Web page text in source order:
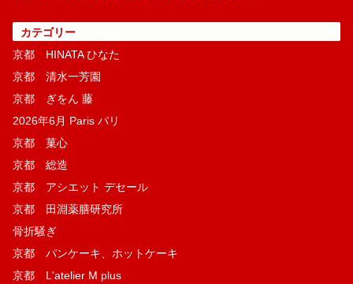
カテゴリー
京都 HINATA ひなた
京都 清水一芳園
京都 ぎをん 藤
2026年6月 Paris パリ
京都 菓​心
京都 総造
京都 アシエット デセール
京都 田淵薬膳研究所
骨折騒ぎ
京都 パンケーキ、ホットケーキ
京都 L'atelier M plus